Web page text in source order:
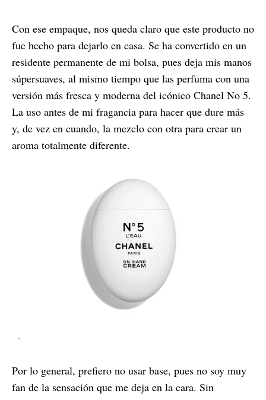
Con ese empaque, nos queda claro que este producto no
fue hecho para dejarlo en casa. Se ha convertido en un
residente permanente de mi bolsa, pues deja mis manos
súpersuaves, al mismo tiempo que las perfuma con una
versión más fresca y moderna del icónico Chanel No 5.
La uso antes de mi fragancia para hacer que dure más
y, de vez en cuando, la mezclo con otra para crear un
aroma totalmente diferente.
-
Por lo general, prefiero no usar base, pues no soy muy
fan de la sensación que me deja en la cara. Sin